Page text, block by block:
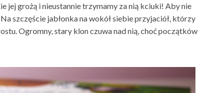
jej grożą i nieustannie trzymamy za nią kciuki! Aby nie
szczęście jabłonka na wokół siebie przyjaciół, którzy
Ogromny, stary klon czuwa nad nią, choć początków